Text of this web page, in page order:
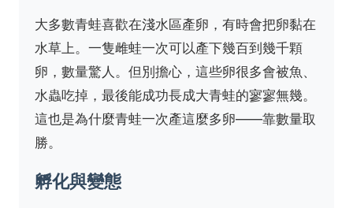
大多數青蛙喜歡在淺水區產卵，有時會把卵黏在
水草上。一隻雌蛙一次可以產下幾百到幾千顆
卵，數量驚人。但別擔心，這些卵很多會被魚、
水蟲吃掉，最後能成功長成大青蛙的寥寥無幾。
這也是為什麼青蛙一次產這麼多卵——靠數量取
勝。
孵化與變態